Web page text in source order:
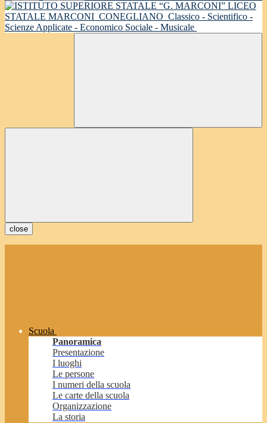
LICEO
STATALE MARCONI CONEGLIANO Classico - Scientifico -
Scienze Applicate - Economico Sociale - Musicale
close
Scuola
Panoramica
Presentazione
I luoghi
Le persone
I numeri della scuola
Le carte della scuola
Organizzazione
La storia